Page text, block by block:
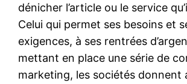
dénicher l’article ou le service
Celui qui permet ses besoins et
exigences, à ses rentrées
mettant en place une série de
marketing, les sociétés donnent